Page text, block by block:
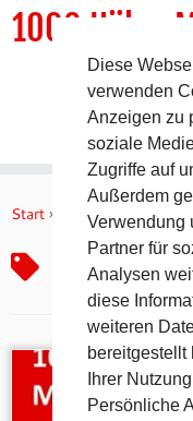
Inhalt
1000
DER
Start » München
München
Diese
verwenden
Anzeigen zu
soziale
Zugriffe auf
Außerdem
Verwendung
Partner für
Analysen
diese
weiteren
bereitgestellt
Ihrer
Persönliche